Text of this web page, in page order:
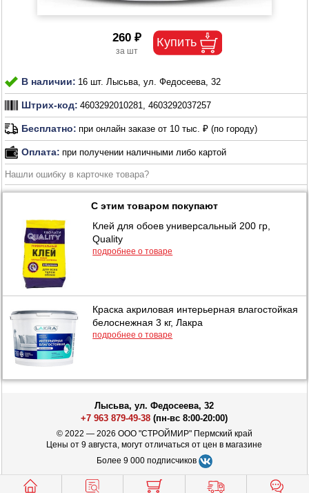
260 ₽
В наличии: 16 шт. Лысьва, ул. Федосеева, 32
Штрих-код: 4603292010281, 4603292037257
Бесплатно: при онлайн заказе от 10 тыс. ₽ (по городу)
Оплата: при получении наличными либо картой
Нашли ошибку в карточке товара?
С этим товаром покупают
Клей для обоев универсальный 200 гр,
Quality
подробнее о товаре
Краска акриловая интерьерная влагостойкая
белоснежная 3 кг, Лакра
подробнее о товаре
Лысьва, ул. Федосеева, 32
+7 963 879-49-38 (пн-вс 8:00-20:00)
© 2022 — 2026 ООО "СТРОЙМИР" Пермский край
Цены от 9 августа, могут отличаться от цен в магазине
Более 9 000 подписчиков